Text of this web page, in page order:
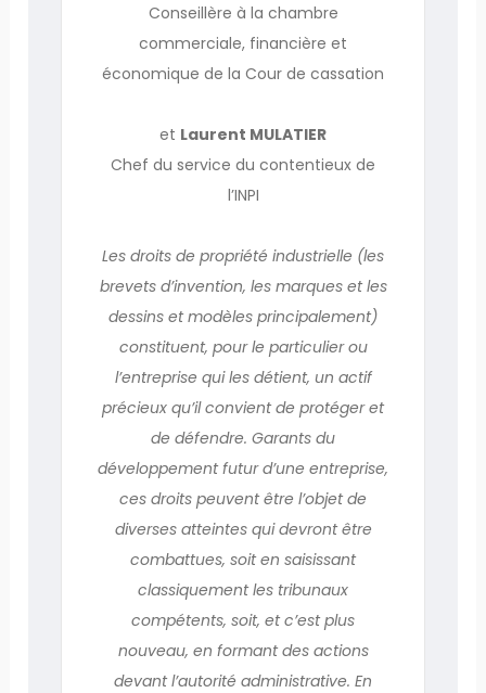
Conseillère à la chambre
commerciale, financière et
économique de la Cour de cassation
et Laurent MULATIER
Chef du service du contentieux de
l’INPI
Les droits de propriété industrielle (les
brevets d’invention, les marques et les
dessins et modèles principalement)
constituent, pour le particulier ou
l’entreprise qui les détient, un actif
précieux qu’il convient de protéger et
de défendre. Garants du
développement futur d’une entreprise,
ces droits peuvent être l’objet de
diverses atteintes qui devront être
combattues, soit en saisissant
classiquement les tribunaux
compétents, soit, et c’est plus
nouveau, en formant des actions
devant l’autorité administrative. En